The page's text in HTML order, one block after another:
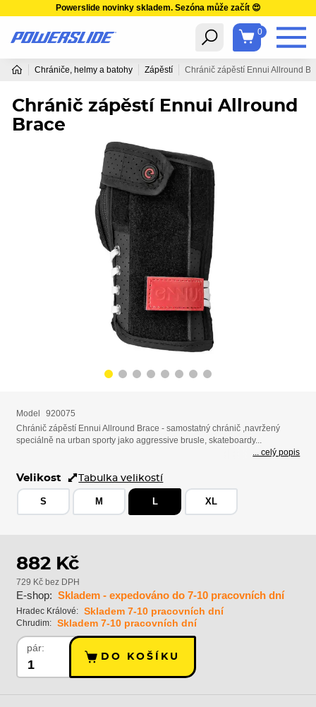
Powerslide novinky skladem. Sezóna může začít 😍
0
Chrániče, helmy a batohy Zápěstí Chránič zápěstí Ennui Allround
Chránič zápěstí Ennui Allround
Brace
Model
920075
Chránič zápěstí Ennui Allround Brace - samostatný chránič ,navržený
speciálně na urban sporty jako aggressive brusle, skateboardy...
... celý popis
Velikost Tabulka velikostí
S M L XL
882 Kč
729 Kč bez DPH
E-shop: Skladem - expedováno do 7-10 pracovních dní
Hradec Králové: Skladem 7-10 pracovních dní
Chrudim: Skladem 7-10 pracovních dní
pár:
DO KOŠÍKU